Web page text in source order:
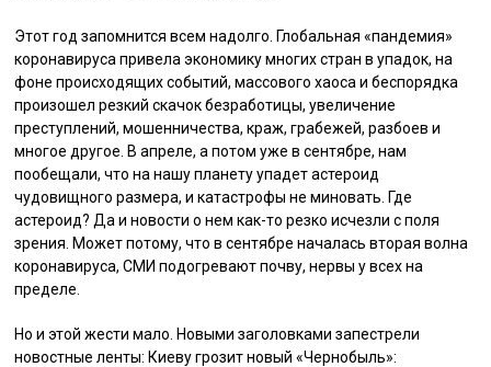
Этот год запомнится всем надолго. Глобальная «пандемия»
коронавируса привела экономику многих стран в упадок, на
фоне происходящих событий, массового хаоса и беспорядка
произошел резкий скачок безработицы, увеличение
преступлений, мошенничества, краж, грабежей, разбоев и
многое другое. В апреле, а потом уже в сентябре, нам
пообещали, что на нашу планету упадет астероид
чудовищного размера, и катастрофы не миновать. Где
астероид? Да и новости о нем как-то резко исчезли с поля
зрения. Может потому, что в сентябре началась вторая волна
коронавируса, СМИ подогревают почву, нервы у всех на
пределе.
Но и этой жести мало. Новыми заголовками запестрели
новостные ленты: Киеву грозит новый «Чернобыль»: